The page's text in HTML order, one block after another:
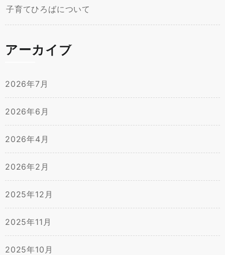
子育てひろばについて
アーカイブ
2026年7月
2026年6月
2026年4月
2026年2月
2025年12月
2025年11月
2025年10月